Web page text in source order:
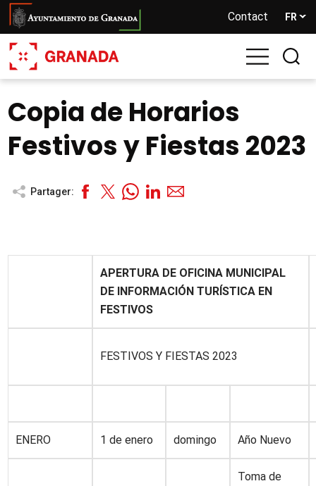
Aller
contenu
principal
Contact FR
Copia de Horarios
Festivos y Fiestas 2023
Partager:
APERTURA DE OFICINA MUNICIPAL
DE INFORMACIÓN TURÍSTICA EN
FESTIVOS
FESTIVOS Y FIESTAS 2023
ENERO 1 de enero domingo Año Nuevo
Toma de